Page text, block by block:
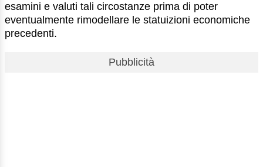
esamini e valuti tali circostanze prima di poter
eventualmente rimodellare le statuizioni economiche
precedenti.
Pubblicità